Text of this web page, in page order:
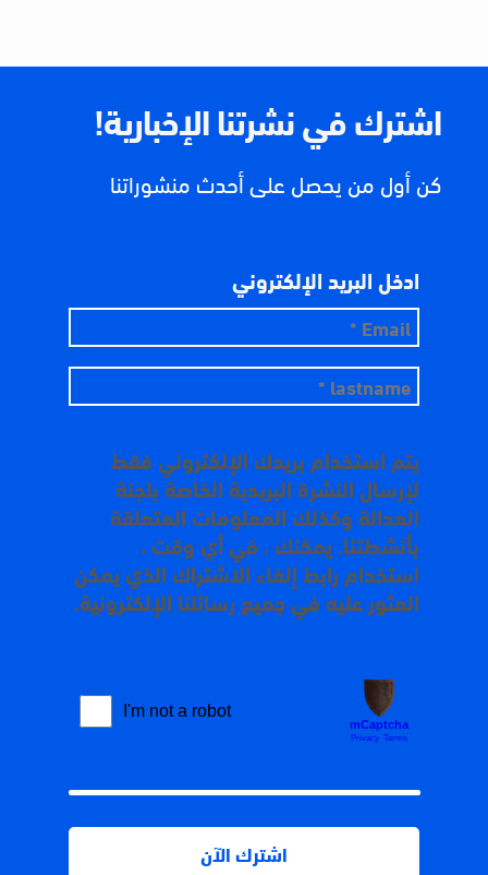
اشترك في نشرتنا الإخبارية!
كن أول من يحصل على أحدث منشوراتنا
ادخل البريد الإلكتروني
يتم استخدام بريدك الإلكتروني فقط
لإرسال النشرة البريدية الخاصة بلجنة
العدالة وكذلك المعلومات المتعلقة
بأنشطتنا. يمكنك ، في أي وقت ،
استخدام رابط إلغاء الاشتراك الذي يمكن
العثور عليه في جميع رسائلنا الإلكترونية.